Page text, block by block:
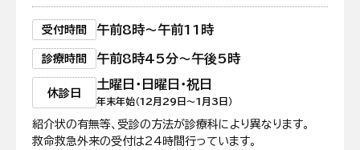
受付時間 午前8時〜午前11時
診療時間 午前8時45分〜午後5時
休診日
土曜日・日曜日・祝日
年末年始（12月29日〜1月3日）
紹介状の有無等、受診の方法が診療科により異なります。
救命救急外来の受付は24時間行っています。